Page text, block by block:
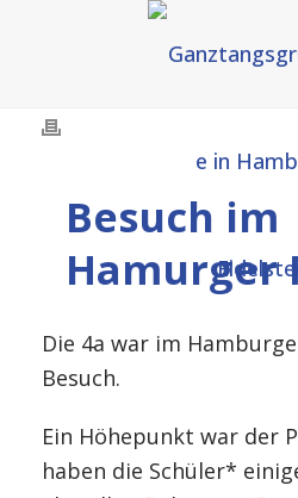
Besuch im
Hamurger
Die 4a war im
Besuch.
Ein Höhepunkt war der
haben die Schüler*